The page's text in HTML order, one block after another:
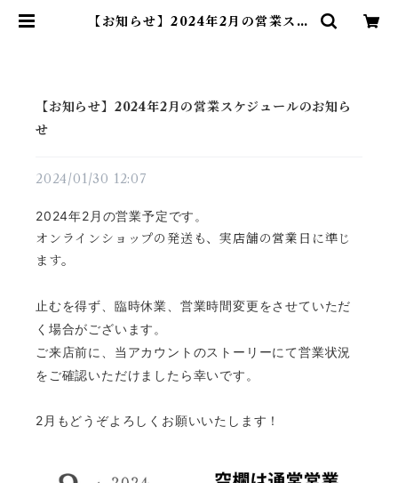
【お知らせ】2024年2月の営業スケ
【お知らせ】2024年2月の営業スケジュールのお知ら
せ
2024/01/30 12:07
2024年2月の営業予定です。
オンラインショップの発送も、実店舗の営業日に準じ
ます。
止むを得ず、臨時休業、営業時間変更をさせていただ
く場合がございます。
ご来店前に、当アカウントのストーリーにて営業状況
をご確認いただけましたら幸いです。
2月もどうぞよろしくお願いいたします！